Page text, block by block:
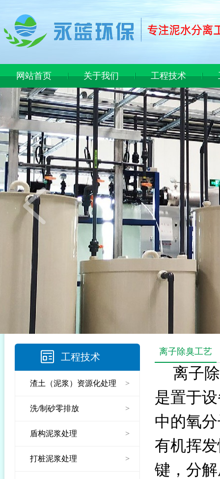
网站首页 关于我们 工程技术
工程技术
渣土（泥浆）资源化处理 >
洗/制砂零排放 >
盾构泥浆处理 >
打桩泥浆处理 >
离子除臭工艺
离子
是置于
中的氧
有机挥
键，分